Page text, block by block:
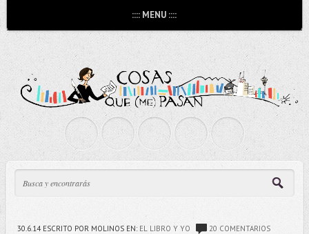
:::: MENU ::::
30.6.14ESCRITO POR MOLINOS EN: EL LIBRO Y YO 20 COMENTARIOS